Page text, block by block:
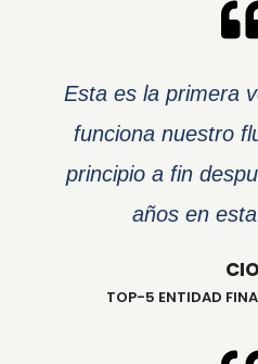
Esta es la primera
funciona nuestro
principio a fin
años en
CIO
TOP-5 ENTIDAD